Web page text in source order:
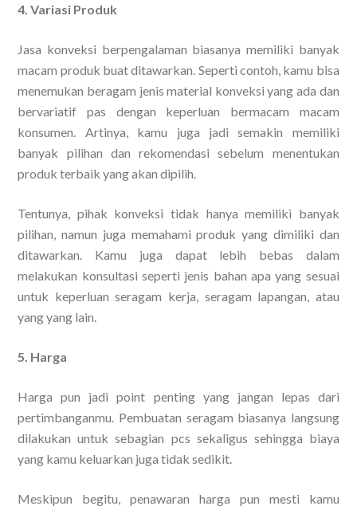
4. Variasi Produk
Jasa konveksi berpengalaman biasanya memiliki banyak
macam produk buat ditawarkan. Seperti contoh, kamu bisa
menemukan beragam jenis material konveksi yang ada dan
bervariatif pas dengan keperluan bermacam macam
konsumen. Artinya, kamu juga jadi semakin memiliki
banyak pilihan dan rekomendasi sebelum menentukan
produk terbaik yang akan dipilih.
Tentunya, pihak konveksi tidak hanya memiliki banyak
pilihan, namun juga memahami produk yang dimiliki dan
ditawarkan. Kamu juga dapat lebih bebas dalam
melakukan konsultasi seperti jenis bahan apa yang sesuai
untuk keperluan seragam kerja, seragam lapangan, atau
yang yang lain.
5. Harga
Harga pun jadi point penting yang jangan lepas dari
pertimbanganmu. Pembuatan seragam biasanya langsung
dilakukan untuk sebagian pcs sekaligus sehingga biaya
yang kamu keluarkan juga tidak sedikit.
Meskipun begitu, penawaran harga pun mesti kamu